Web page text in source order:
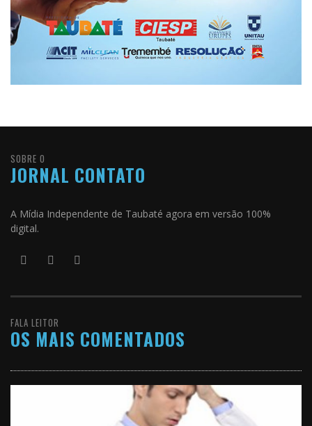
SOBRE O
JORNAL CONTATO
A Mídia Independente de Taubaté agora em versão 100%
digital.
FALA LEITOR
OS MAIS COMENTADOS